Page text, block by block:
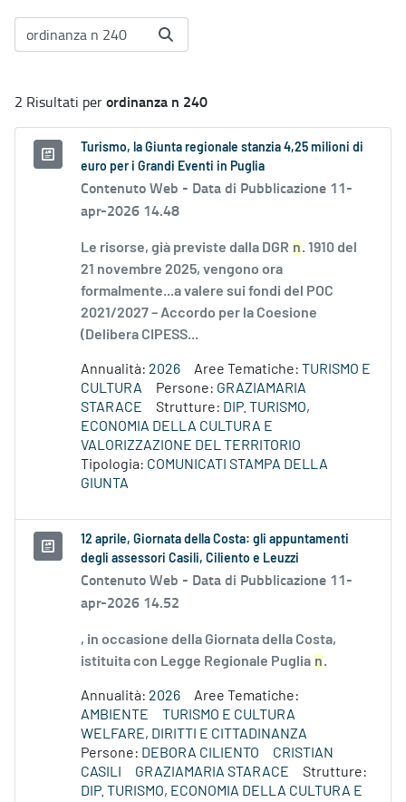
2 Risultati perordinanza n 240
Turismo, la Giunta regionale stanzia 4,25 milioni di
euro per i Grandi Eventi in Puglia
Contenuto Web - Data di Pubblicazione 11-
apr-2026 14.48
Le risorse, già previste dalla DGR n. 1910 del
21 novembre 2025, vengono ora
formalmente...a valere sui fondi del POC
2021/2027 – Accordo per la Coesione
(Delibera CIPESS...
Annualità: 2026 Aree Tematiche: TURISMO E
CULTURA
Persone: GRAZIAMARIA
STARACE
Strutture: DIP. TURISMO,
ECONOMIA DELLA CULTURA E
VALORIZZAZIONE DEL TERRITORIO
Tipologia: COMUNICATI STAMPA DELLA
GIUNTA
12 aprile, Giornata della Costa: gli appuntamenti
degli assessori Casili, Ciliento e Leuzzi
Contenuto Web - Data di Pubblicazione 11-
apr-2026 14.52
, in occasione della Giornata della Costa,
istituita con Legge Regionale Puglia n.
Annualità: 2026
Aree Tematiche:
AMBIENTE
TURISMO E CULTURA
WELFARE, DIRITTI E CITTADINANZA
Persone: DEBORA CILIENTO
CRISTIAN
CASILI
GRAZIAMARIA STARACE
Strutture:
DIP. TURISMO, ECONOMIA DELLA CULTURA E